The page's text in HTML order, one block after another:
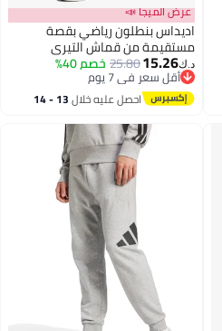
عرض الميجا 📣
اديداس بنطلون رياضي بقصة
مستقيمة من قماش التيري
الفرنسي لجميع المواسم
15.26
25.80خصم 40%
أقل سعر في 7 يوم
أقل سعر في 7 يوماحصل عليه خلال 13 - 14